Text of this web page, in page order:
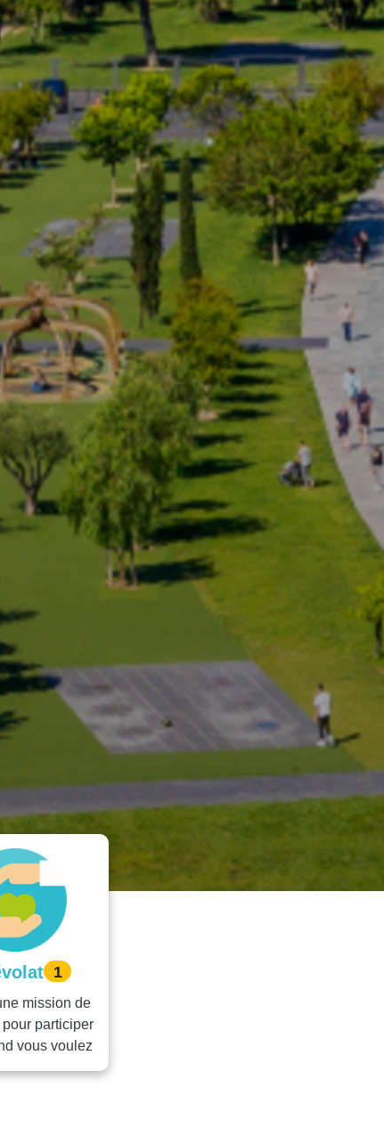
1
mission de
participer
vous voulez